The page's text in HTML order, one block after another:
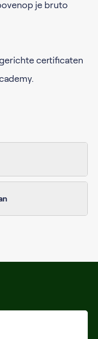
je bruto
certificaten